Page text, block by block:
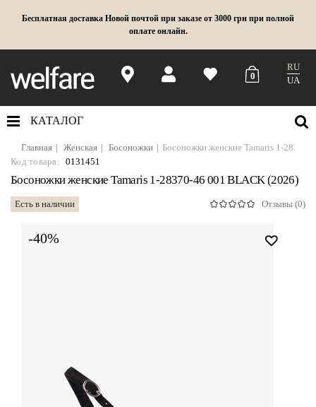
Бесплатная доставка Новой почтой при заказе от 3000 грн при полной
оплате онлайн.
0
RU
UA
КАТАЛОГ
Главная Женская Босоножки
Босоножки женские Tamaris 1-
Код товара: 0131451
Босоножки женские Tamaris 1-28370-46 001 BLACK (2026)
Есть в наличии Отзывы (0)
-40%